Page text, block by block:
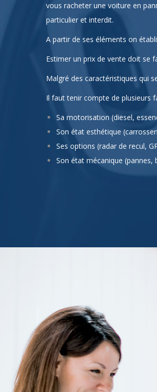
vous racheter une voiture en
particulier et interdit.
A partir de ses éléments on
Estimer un prix de vente doit se
Malgré des caractéristiques qui
Il faut tenir compte de plusieurs
Sa motorisation (diesel,
Son état esthétique
Ses options (radar de recul,
Son état mécanique